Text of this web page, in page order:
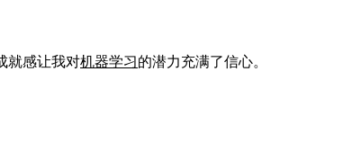
就感让我对机器学习的潜力充满了信心。